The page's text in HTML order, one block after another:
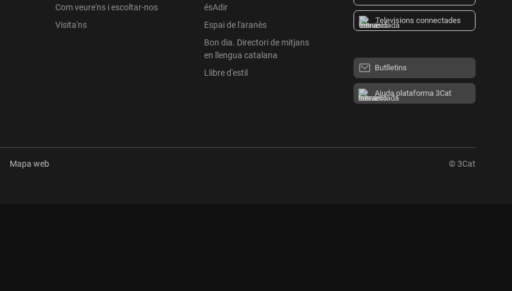
Com veure'ns i escoltar-nos
Visita'ns
ésAdir
Espai de l'aranès
Bon dia. Directori de mitjans
en llengua catalana
Llibre d'estil
Televisions connectades
Butlletins
Ajuda plataforma 3Cat
Mapa web © 3Cat